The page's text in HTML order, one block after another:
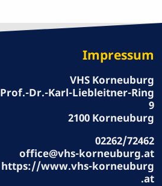
Impressum
VHS Korneuburg
Prof.-Dr.-Karl-Liebleitner-Ring
9
2100 Korneuburg
02262/72462
office@vhs-korneuburg.at
https://www.vhs-korneuburg
.at